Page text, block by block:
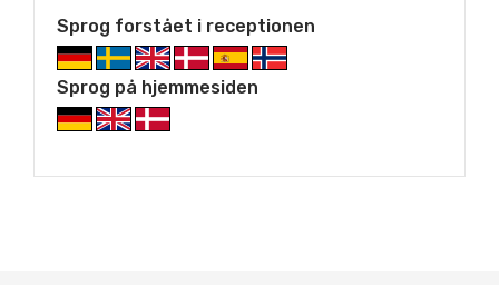
Sprog forstået i receptionen
Sprog på hjemmesiden